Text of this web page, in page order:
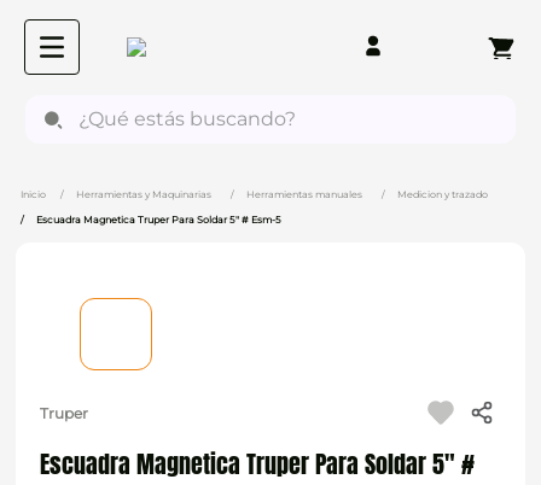
Herramientas y Maquinarias Herramientas manuales Medicion y trazado
Escuadra Magnetica Truper Para Soldar 5" # Esm-5
Truper
Escuadra Magnetica Truper Para Soldar 5" #